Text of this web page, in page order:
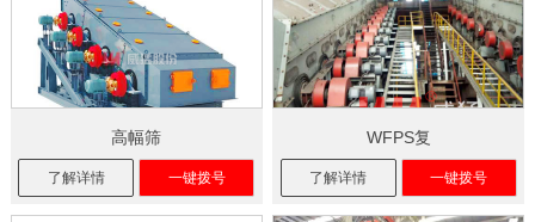
高幅筛
了解详情 一键拨号
WFPS复
了解详情 一键拨号